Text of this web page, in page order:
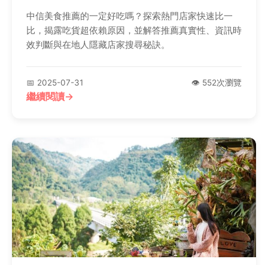
中信美食推薦的一定好吃嗎？探索熱門店家快速比一
比，揭露吃貨超依賴原因，並解答推薦真實性、資訊時
效判斷與在地人隱藏店家搜尋秘訣。
📅 2025-07-31 👁️ 552次瀏覽
繼續閱讀